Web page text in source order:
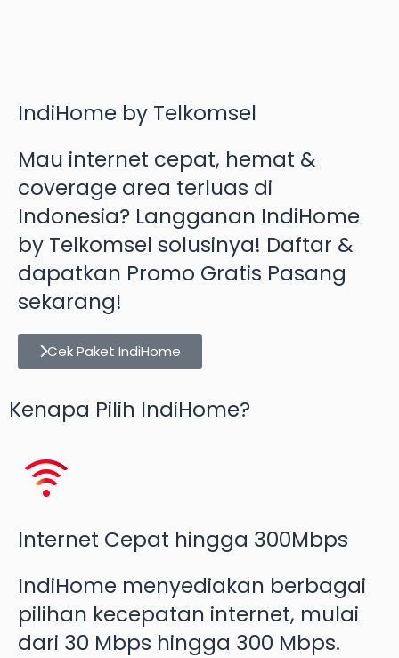
IndiHome by Telkomsel
Mau internet cepat, hemat &
coverage area terluas di
Indonesia? Langganan IndiHome
by Telkomsel solusinya! Daftar &
dapatkan Promo Gratis Pasang
sekarang!
Cek Paket IndiHome
Kenapa Pilih IndiHome?
Internet Cepat hingga 300Mbps
IndiHome menyediakan berbagai
pilihan kecepatan internet, mulai
dari 30 Mbps hingga 300 Mbps.